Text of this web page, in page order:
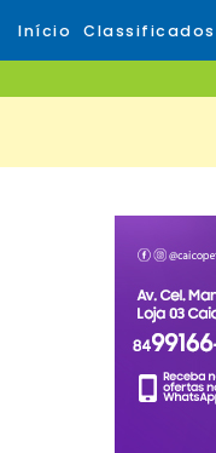
Início Classificados